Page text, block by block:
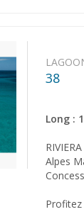
38
Long :
Alpes